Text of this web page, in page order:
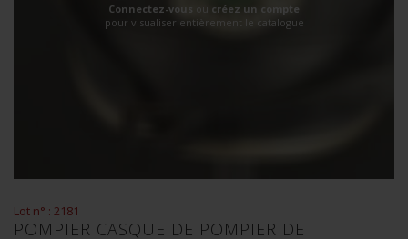
Connectez-vous ou créez un compte
pour visualiser entièrement le catalogue
Lot n° : 2181
POMPIER CASQUE DE POMPIER DE